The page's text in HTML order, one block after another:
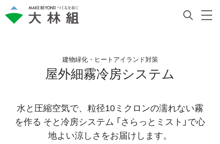
建物緑化・ヒートアイランド対策
屋外細霧冷房システム
水と圧縮空気で、粒径10ミクロンの濡れない霧
を作る そと冷房システム 「さらっとミスト」で心
地よい涼しさをお届けします。